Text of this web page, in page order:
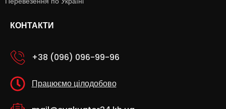
КОНТАКТИ
+38 (096) 096-99-96
Працюємо цілодобово